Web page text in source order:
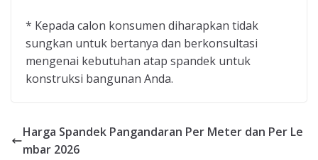
* Kepada calon konsumen diharapkan tidak
sungkan untuk bertanya dan berkonsultasi
mengenai kebutuhan atap spandek untuk
konstruksi bangunan Anda.
Harga Spandek Pangandaran Per Meter dan Per Le
mbar 2026